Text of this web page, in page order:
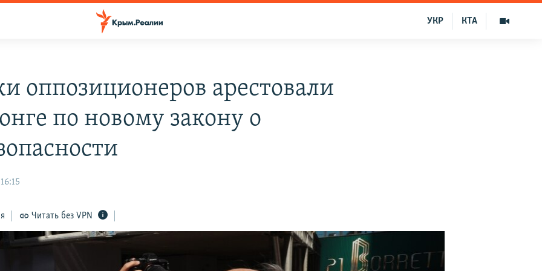
КТА
УКР
оппозиционеров арестовали
по новому закону о
Читать без VPN